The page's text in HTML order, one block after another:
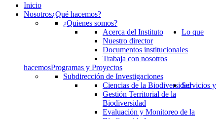
Inicio
Nosotros¿Qué hacemos?
¿Quienes somos?
Acerca del Instituto
Nuestro director
Documentos institucionales
Trabaja con nosotros
Lo que
hacemosProgramas y Proyectos
Subdirección de Investigaciones
Ciencias de la Biodiversidad
Gestión Territorial de la
Biodiversidad
Evaluación y Monitoreo de la
Servicios y